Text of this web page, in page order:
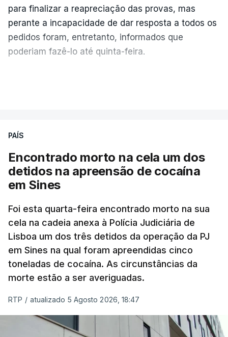
para finalizar a reapreciação das provas, mas
perante a incapacidade de dar resposta a todos os
pedidos foram, entretanto, informados que
poderiam fazê-lo até quinta-feira.
No domingo, estavam concluídos cerca de 50 por
cento dos mais de 20 mil pedidos de reapreciação,
mas Cristina Mota, porta-voz da Missão Escola
Pública, tem dúvidas de que o processo esteja
"Durante o fim de semana e nos últimos dias,
apercebamo-nos que ainda estão a ser
convocados professores para reapreciações"
disse a professora à agência Lusa."Será
praticamente impossível termos a totalidade
Segundo os docentes, o processo de reapreciação
PAÍS
Encontrado morto na cela um dos
detidos na apreensão de cocaína
em Sines
Foi esta quarta-feira encontrado morto na sua
cela na cadeia anexa à Polícia Judiciária de
Lisboa um dos três detidos da operação da PJ
em Sines na qual foram apreendidas cinco
toneladas de cocaína. As circunstâncias da
morte estão a ser averiguadas.
RTP / atualizado 5 Agosto 2026, 18:47